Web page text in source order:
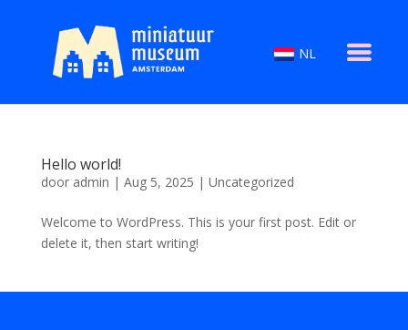
NL
Hello world!
door admin | Aug 5, 2025 | Uncategorized
Welcome to WordPress. This is your first post. Edit or
delete it, then start writing!